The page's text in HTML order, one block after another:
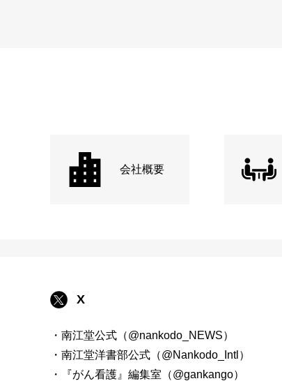
会社概要
X
・南江堂公式（@nankodo_NEWS）
・南江堂洋書部公式（@Nankodo_Intl）
・『がん看護』編集室（@gankango）